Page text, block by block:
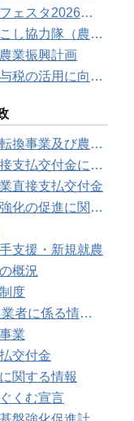
スタ2026の開催
（農業部門）活動記録
業振興計画
的な考え方について」を策定しました
効率化等支援事業にかかる要望調査
係る水田収益力強化ビジョン
直接支払交付金
進に関する基本構想
支援・新規就農
概況
度
に係る情報登録
業
交付金
関する情報
くむ宣言